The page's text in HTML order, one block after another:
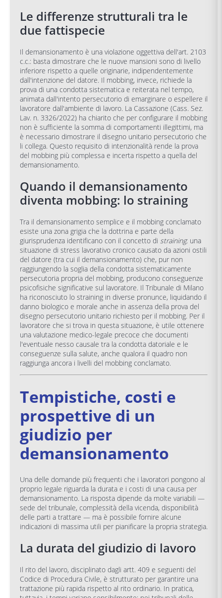
Le differenze strutturali tra le
due fattispecie
Il demansionamento è una violazione oggettiva dell'art. 2103
c.c.: basta dimostrare che le nuove mansioni sono di livello
inferiore rispetto a quelle originarie, indipendentemente
dall'intenzione del datore. Il mobbing, invece, richiede la
prova di una condotta sistematica e reiterata nel tempo,
animata dall'intento persecutorio di emarginare o espellere il
lavoratore dall'ambiente di lavoro. La Cassazione (Cass. Sez.
Lav. n. 3326/2022) ha chiarito che per configurare il mobbing
non è sufficiente la somma di comportamenti illegittimi, ma
è necessario dimostrare il disegno unitario persecutorio che
li collega. Questo requisito di intenzionalità rende la prova
del mobbing più complessa e incerta rispetto a quella del
demansionamento.
Quando il demansionamento
diventa mobbing: lo straining
Tra il demansionamento semplice e il mobbing conclamato
esiste una zona grigia che la dottrina e parte della
giurisprudenza identificano con il concetto di straining: una
situazione di stress lavorativo cronico causato da azioni ostili
del datore (tra cui il demansionamento) che, pur non
raggiungendo la soglia della condotta sistematicamente
persecutoria propria del mobbing, producono conseguenze
psicofisiche significative sul lavoratore. Il Tribunale di Milano
ha riconosciuto lo straining in diverse pronunce, liquidando il
danno biologico e morale anche in assenza della prova del
disegno persecutorio unitario richiesto per il mobbing. Per il
lavoratore che si trova in questa situazione, è utile ottenere
una valutazione medico-legale precoce che documenti
l'eventuale nesso causale tra la condotta datoriale e le
conseguenze sulla salute, anche qualora il quadro non
raggiunga ancora i livelli del mobbing conclamato.
Tempistiche, costi e
prospettive di un
giudizio per
demansionamento
Una delle domande più frequenti che i lavoratori pongono al
proprio legale riguarda la durata e i costi di una causa per
demansionamento. La risposta dipende da molte variabili —
sede del tribunale, complessità della vicenda, disponibilità
delle parti a trattare — ma è possibile fornire alcune
indicazioni di massima utili per pianificare la propria strategia.
La durata del giudizio di lavoro
Il rito del lavoro, disciplinato dagli artt. 409 e seguenti del
Codice di Procedura Civile, è strutturato per garantire una
trattazione più rapida rispetto al rito ordinario. In pratica,